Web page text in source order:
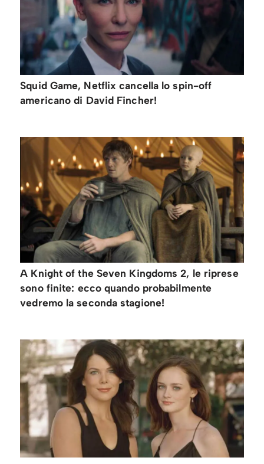
Squid Game, Netflix cancella lo spin-off
americano di David Fincher!
A Knight of the Seven Kingdoms 2, le riprese
sono finite: ecco quando probabilmente
vedremo la seconda stagione!